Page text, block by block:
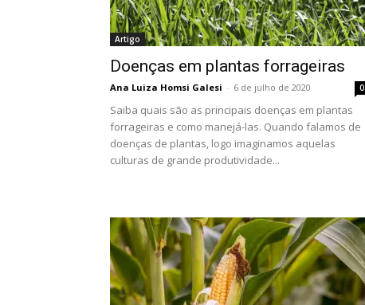
Artigo
Doenças em plantas forrageiras
Ana Luiza Homsi Galesi - 6 de julho de 2020 0
Saiba quais são as principais doenças em plantas
forrageiras e como manejá-las. Quando falamos de
doenças de plantas, logo imaginamos aquelas
culturas de grande produtividade...